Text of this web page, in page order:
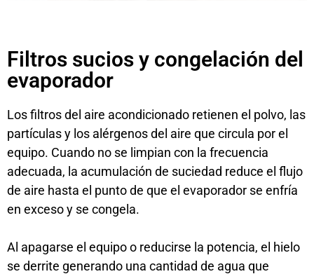
Filtros sucios y congelación del
evaporador
Los filtros del aire acondicionado retienen el polvo, las
partículas y los alérgenos del aire que circula por el
equipo. Cuando no se limpian con la frecuencia
adecuada, la acumulación de suciedad reduce el flujo
de aire hasta el punto de que el evaporador se enfría
en exceso y se congela.
Al apagarse el equipo o reducirse la potencia, el hielo
se derrite generando una cantidad de agua que